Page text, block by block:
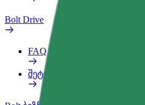
Bolt Drive
FAQ
შეტყობინება ავტომობილზე